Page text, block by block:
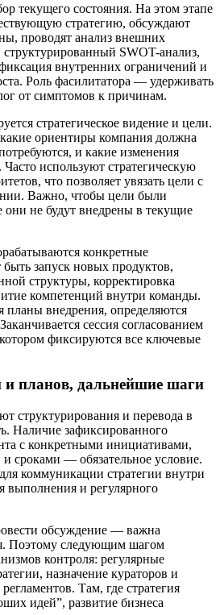
текущего состояния. На этом этапе
стратегию, обсуждают
проводят анализ внешних
структурированный SWOT-анализ,
внутренних ограничений и
Роль фасилитатора — удерживать
от симптомов к причинам.
стратегическое видение и цели.
ориентиры компания должна
и какие изменения
используют стратегическую
что позволяет увязать цели с
Важно, чтобы цели были
они не будут внедрены в текущие
конкретные
запуск новых продуктов,
структуры, корректировка
компетенций внутри команды.
планы внедрения, определяются
сессия согласованием
фиксируются все ключевые
планов, дальнейшие шаги
структурирования и перевода в
Наличие зафиксированного
с конкретными инициативами,
и сроками — обязательное условие.
коммуникации стратегии внутри
выполнения и регулярного
обсуждение — важна
Поэтому следующим шагом
контроля: регулярные
назначение кураторов и
Там, где стратегия
идей”, развитие бизнеса